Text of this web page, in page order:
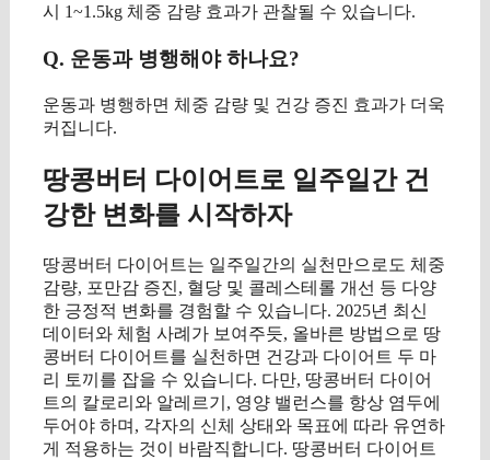
시 1~1.5kg 체중 감량 효과가 관찰될 수 있습니다.
Q. 운동과 병행해야 하나요?
운동과 병행하면 체중 감량 및 건강 증진 효과가 더욱
커집니다.
땅콩버터 다이어트로 일주일간 건
강한 변화를 시작하자
땅콩버터 다이어트는 일주일간의 실천만으로도 체중
감량, 포만감 증진, 혈당 및 콜레스테롤 개선 등 다양
한 긍정적 변화를 경험할 수 있습니다. 2025년 최신
데이터와 체험 사례가 보여주듯, 올바른 방법으로 땅
콩버터 다이어트를 실천하면 건강과 다이어트 두 마
리 토끼를 잡을 수 있습니다. 다만, 땅콩버터 다이어
트의 칼로리와 알레르기, 영양 밸런스를 항상 염두에
두어야 하며, 각자의 신체 상태와 목표에 따라 유연하
게 적용하는 것이 바람직합니다. 땅콩버터 다이어트